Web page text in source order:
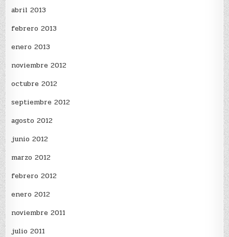
abril 2013
febrero 2013
enero 2013
noviembre 2012
octubre 2012
septiembre 2012
agosto 2012
junio 2012
marzo 2012
febrero 2012
enero 2012
noviembre 2011
julio 2011